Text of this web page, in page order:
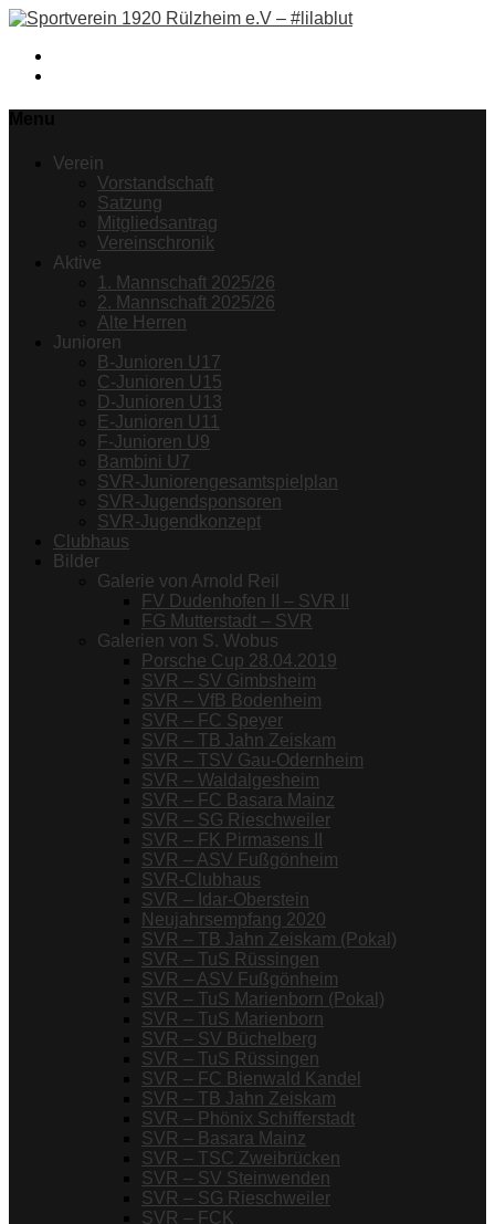
Verein
Vorstandschaft
Satzung
Mitgliedsantrag
Vereinschronik
Aktive
1. Mannschaft 2025/26
2. Mannschaft 2025/26
Alte Herren
Junioren
B-Junioren U17
C-Junioren U15
D-Junioren U13
E-Junioren U11
F-Junioren U9
Bambini U7
SVR-Juniorengesamtspielplan
SVR-Jugendsponsoren
SVR-Jugendkonzept
Clubhaus
Bilder
Galerie von Arnold Reil
FV Dudenhofen II – SVR II
FG Mutterstadt – SVR
Galerien von S. Wobus
Porsche Cup 28.04.2019
SVR – SV Gimbsheim
SVR – VfB Bodenheim
SVR – FC Speyer
SVR – TB Jahn Zeiskam
SVR – TSV Gau-Odernheim
SVR – Waldalgesheim
SVR – FC Basara Mainz
SVR – SG Rieschweiler
SVR – FK Pirmasens II
SVR – ASV Fußgönheim
SVR-Clubhaus
SVR – Idar-Oberstein
Neujahrsempfang 2020
SVR – TB Jahn Zeiskam (Pokal)
SVR – TuS Rüssingen
SVR – ASV Fußgönheim
SVR – TuS Marienborn (Pokal)
SVR – TuS Marienborn
SVR – SV Büchelberg
SVR – TuS Rüssingen
SVR – FC Bienwald Kandel
SVR – TB Jahn Zeiskam
SVR – Phönix Schifferstadt
SVR – Basara Mainz
SVR – TSC Zweibrücken
SVR – SV Steinwenden
SVR – SG Rieschweiler
SVR – FCK